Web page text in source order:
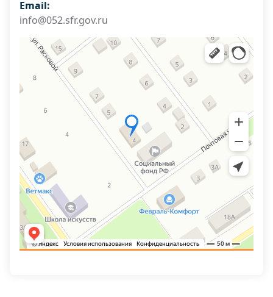
Email:
info@052.sfr.gov.ru